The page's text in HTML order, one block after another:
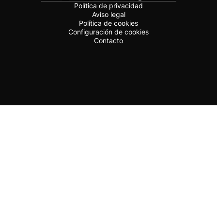
Política de privacidad
Aviso legal
Política de cookies
Configuración de cookies
Contacto